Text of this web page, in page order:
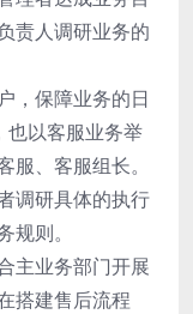
责人调研业务的
，保障业务的日
也以客服业务举
、客服组长。
调研具体的执行
则。
主业务部门开展
搭建售后流程